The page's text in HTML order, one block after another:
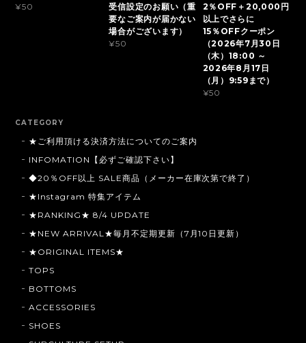
¥50
受信設定のお願い（重
要なご案内が届かない
場合がございます）
¥50
2％OFF＋20,000円
以上でさらに
15％OFFクーポン
（2026年7月30日
（木）18:00 ～
2026年8月17日
（月）9:59まで）
¥50
CATEGORY
★ご利用頂ける決済方法についてのご案内
INFOMATION【必ずご確認下さい】
◆20％OFF以上 SALE商品（メーカー在庫次第で終了）
★Instagram 特集アイテム
★RANKING★ 8/4 UPDATE
★NEW ARRIVAL★毎月不定期更新（7月10日更新）
★ORIGINAL ITEMS★
TOPS
BOTTOMS
ACCESSORIES
SHOES